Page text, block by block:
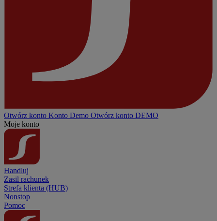
Otwórz konto Konto Demo Otwórz konto DEMO
Moje konto
Handluj
Zasil rachunek
Strefa klienta (HUB)
Nonstop
Pomoc